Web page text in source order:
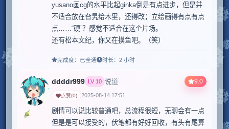
yusano画cg的水平比起ginka倒是有点进步，但是并
不适合放在旮旯给木里，还得改；立绘画得有点有点
点……“硬”？感觉不适合在这个片场。
还有松本文纪，你又在摸鱼吧。（笑）
完成度： 已全通 时长： 2 小时
9.0
ddddr999 LV 10 说道
点赞(0) 2025-08-14 17:51
剧情可以说比较普通吧，总流程很短，无聊会有一点
但是是可以接受的，伏笔都有好好回收，有头有尾算